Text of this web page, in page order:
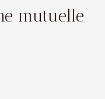
mutuelle